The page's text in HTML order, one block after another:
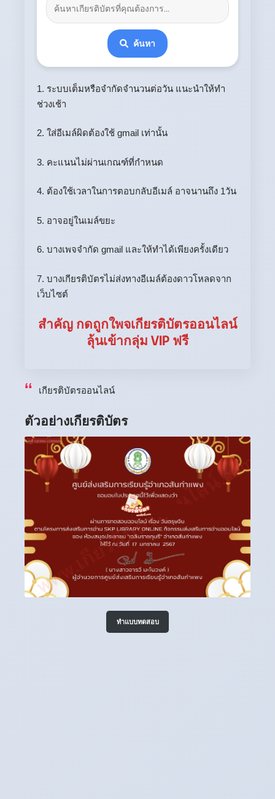
ค้นหา
1. ระบบเต็มหรือจำกัดจำนวนต่อวัน แนะนำให้ทำ
ช่วงเช้า
2. ใส่อีเมล์ผิดต้องใช้ gmail เท่านั้น
3. คะแนนไม่ผ่านเกณฑ์ที่กำหนด
4. ต้องใช้เวลาในการตอบกลับอีเมล์ อาจนานถึง 1วัน
5. อาจอยู่ในเมล์ขยะ
6. บางเพจจำกัด gmail และให้ทำได้เพียงครั้งเดียว
7. บางเกียรติบัตรไม่ส่งทางอีเมล์ต้องดาวโหลดจาก
เว็บไซต์
สำคัญ กดถูกใพจเกียรติบัตรออนไลน์
ลุ้นเข้ากลุ่ม VIP ฟรี
เกียรติบัตรออนไลน์
ตัวอย่างเกียรติบัตร
ทำแบบทดสอบ